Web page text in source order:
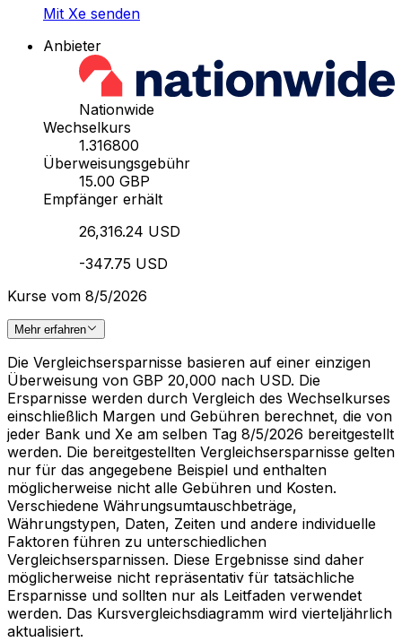
Mit Xe senden
Anbieter
Nationwide
Wechselkurs
1.316800
Überweisungsgebühr
15.00 GBP
Empfänger erhält
26,316.24 USD
-347.75 USD
Kurse vom 8/5/2026
Mehr erfahren
Die Vergleichsersparnisse basieren auf einer einzigen
Überweisung von GBP 20,000 nach USD. Die
Ersparnisse werden durch Vergleich des Wechselkurses
einschließlich Margen und Gebühren berechnet, die von
jeder Bank und Xe am selben Tag 8/5/2026 bereitgestellt
werden. Die bereitgestellten Vergleichsersparnisse gelten
nur für das angegebene Beispiel und enthalten
möglicherweise nicht alle Gebühren und Kosten.
Verschiedene Währungsumtauschbeträge,
Währungstypen, Daten, Zeiten und andere individuelle
Faktoren führen zu unterschiedlichen
Vergleichsersparnissen. Diese Ergebnisse sind daher
möglicherweise nicht repräsentativ für tatsächliche
Ersparnisse und sollten nur als Leitfaden verwendet
werden. Das Kursvergleichsdiagramm wird vierteljährlich
aktualisiert.